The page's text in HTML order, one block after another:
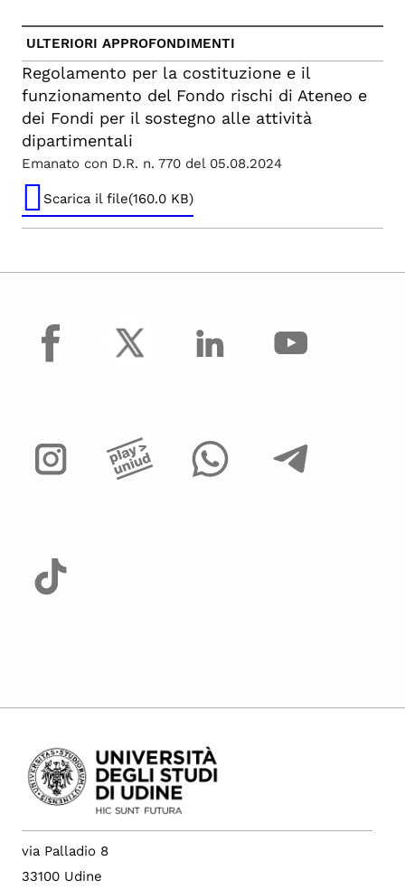
Regolamento per l'affidamento di incarichi
individuali esterni strumentali alla ricerca e
alla didattica e alle attività amministrative e
tecniche di supporto
Regolamento interno per il conferimento di
assegni di ricerca ex legge 30 dicembre 2010
n. 240
Regolamento per la gestione e
valorizzazione della proprietà industriale
mediante strumenti adottati dall'Università di
Udine
Regolamento per l’affidamento di incarichi di
ricerca ai sensi dell’art. 22 ter della legge
30.12.2010, n. 240
Altre strutture
ULTERIORI APPROFONDIMENTI
Regolamento per la costituzione e il
funzionamento del Fondo rischi di Ateneo e
dei Fondi per il sostegno alle attività
dipartimentali
Emanato con D.R. n. 770 del 05.08.2024
Scarica il file(160.0 KB)
facebook
via Palladio 8
33100 Udine